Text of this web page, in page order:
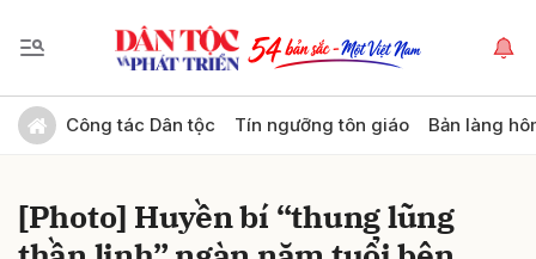
Công tác Dân tộc Tín ngưỡng tôn giáo Bản làng
[Photo] Huyền bí “thung lũng
Gửi bình luận